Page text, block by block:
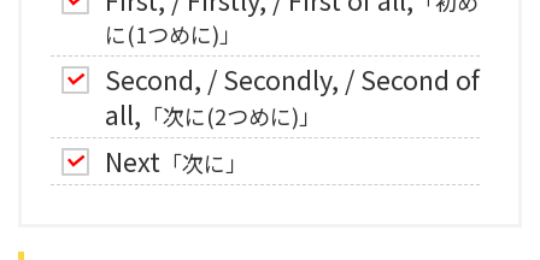
に(1つめに)」
Second, / Secondly, / Second of
all, 「次に(2つめに)」
Next 「次に」